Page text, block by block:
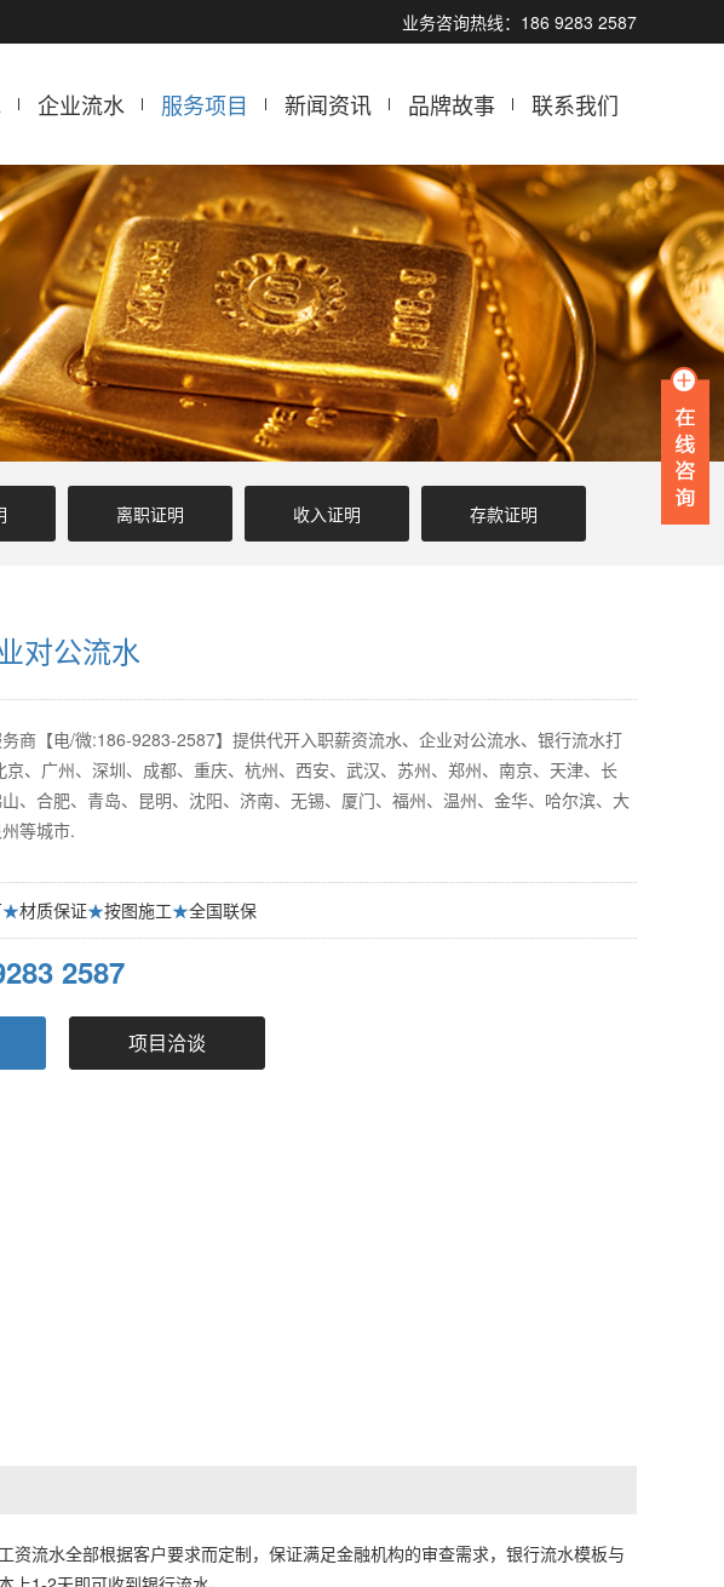
业务咨询热线：186 9283 2587
企业流水 服务项目 新闻资讯 品牌故事 联系我们
离职证明 收入证明 存款证明
对公流水
商【电/微:186-9283-2587】提供代开入职薪资流水、企业对公流水、银行流水打
京、广州、深圳、成都、重庆、杭州、西安、武汉、苏州、郑州、南京、天津、长
、合肥、青岛、昆明、沈阳、济南、无锡、厦门、福州、温州、金华、哈尔滨、大
等城市.
★材质保证★按图施工★全国联保
2587
项目洽谈
流水全部根据客户要求而定制，保证满足金融机构的审查需求，银行流水模板与